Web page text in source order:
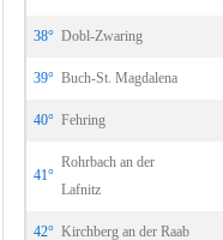
38° Dobl-Zwaring
39° Buch-St. Magdalena
40° Fehring
41°
Rohrbach an der
Lafnitz
42° Kirchberg an der Raab